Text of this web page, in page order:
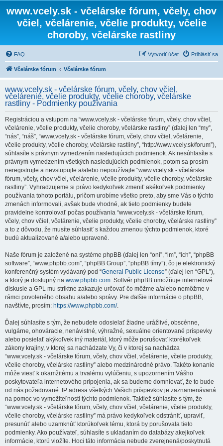
www.vcely.sk - včelárske fórum, včely, chov
včiel, včelárenie, včelie produkty, včelie
choroby, včelárske rastliny
FAQ Prihlásiť sa
Vytvoriť účet
Včelárske fórum Včelárske fórum
www.vcely.sk - včelárske fórum, včely, chov včiel,
včelárenie, včelie produkty, včelie choroby, včelárske
rastliny - Podmienky používania
Registráciou a vstupom na “www.vcely.sk - včelárske fórum, včely, chov včiel,
včelárenie, včelie produkty, včelie choroby, včelárske rastliny” (ďalej len “my”,
“nás”, “náš”, “www.vcely.sk - včelárske fórum, včely, chov včiel, včelárenie,
včelie produkty, včelie choroby, včelárske rastliny”, “http://www.vcely.sk/forum”),
súhlasíte s právnym vymedzením nasledujúcich podmienok. Ak nesúhlasíte s
právnym vymedzením všetkých nasledujúcich podmienok, potom sa prosím
neregistrujte a nevstupujte a/alebo nepoužívajte “www.vcely.sk - včelárske
fórum, včely, chov včiel, včelárenie, včelie produkty, včelie choroby, včelárske
rastliny”. Vyhradzujeme si právo kedykoľvek zmeniť akékoľvek podmienky
používania tohoto portálu, pričom urobíme všetko preto, aby sme Vás o týchto
zmenách informovali, avšak bude vhodné, ak tieto podmienky budete
pravidelne kontrolovať počas používania “www.vcely.sk - včelárske fórum,
včely, chov včiel, včelárenie, včelie produkty, včelie choroby, včelárske rastliny”
a to z dôvodu, že musíte súhlasiť s každou zmenou týchto podmienok, ktoré
budú aktualizované a/alebo upravené.
Naše fórum je založené na systéme phpBB (ďalej len “oni”, “im”, “ich”, “phpBB
software”, “www.phpbb.com”, “phpBB Group”, “phpBB tímy”), čo je elektronický
konferenčný systém vydávaný pod “General Public License” (ďalej len “GPL”),
a ktorý je dostupný na www.phpbb.com. Softvér phpBB umožňuje internetové
diskusie a GPL mu striktne zakazuje určovať čo môžme a/alebo nemôžme v
rámci povoleného obsahu a/alebo správy. Pre ďalšie informácie o phpBB,
navštívte, prosím: https://www.phpbb.com/.
Ďalej súhlasíte s tým, že nebudete odosielať žiadne urážlivé, obscénne,
vulgárne, ohováracie, nenávistné, výhražné, sexuálne orientované príspevky
alebo posielať akýkoľvek iný materiál, ktorý môže porušovať ktorékoľvek
zákony krajiny, v ktorej sa nachádzate Vy, či v ktorej sa nachádza
“www.vcely.sk - včelárske fórum, včely, chov včiel, včelárenie, včelie produkty,
včelie choroby, včelárske rastliny” alebo medzinárodné právo. Takéto konanie
môže viesť k okamžitému a trvalému vylúčeniu, s upozornením Vášho
poskytovateľa internetového pripojenia, ak sa budeme domnievať, že to bude
od nás požadované. IP adresa všetkých Vašich príspevkov je zaznamenávaná
na pomoc vo vymožiteľnosti týchto podmienok. Taktiež súhlasíte s tým, že
“www.vcely.sk - včelárske fórum, včely, chov včiel, včelárenie, včelie produkty,
včelie choroby, včelárske rastliny” má právo kedykoľvek odstrániť, upraviť,
presunúť alebo uzamknúť ktorúkoľvek tému, ktorá by porušovala tieto
podmienky. Ako používateľ, súhlasíte s ukladaním do databázy akejkoľvek
informácie, ktorú vložíte. Hoci táto informácia nebude zverejnená/poskytnutá